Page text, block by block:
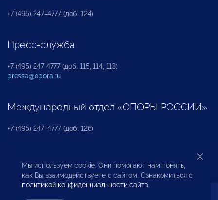
+7 (495) 247-4777 (доб. 124)
Пресс-служба
+7 (495) 247 4777 (доб. 115, 114, 113)
pressa@opora.ru
Международный отдел «ОПОРЫ РОССИИ»
+7 (495) 247-4777 (доб. 126)
Бюро по защите прав предпринимателей и
инвесторов
Мы используем cookie. Они помогают нам понять,
как Вы взаимодействуете с сайтом. Ознакомиться с
политикой конфиденциальности сайта.